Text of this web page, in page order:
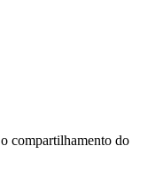
compartilhamento do